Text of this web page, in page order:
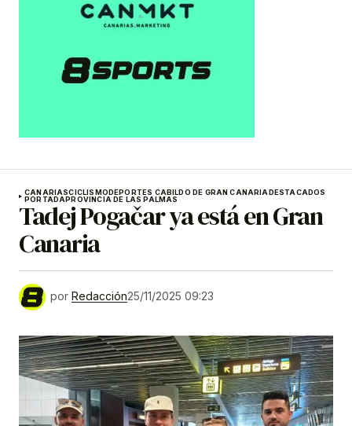
CANARIASCICLISMO DEPORTES CABILDO DE GRAN CANARIA DESTACADOS
PORTADAPROVINCIA DE LAS PALMAS
Tadej Pogačar ya está en Gran
Canaria
por Redacción25/11/2025 09:23